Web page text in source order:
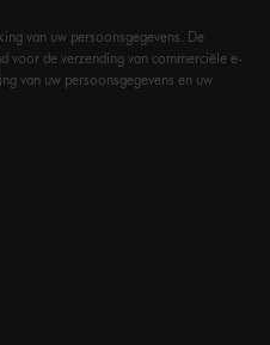
van uw persoonsgegevens. De
voor de verzending van commerciële e-
van uw persoonsgegevens en uw